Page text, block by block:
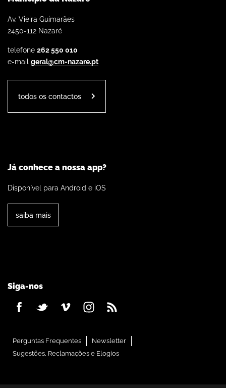
Av. Vieira Guimarães
2450-112 Nazaré
telefone 262 550 010
e-mail geral@cm-nazare.pt
todos os contactos
Já conhece a nossa app?
Disponível para Android e iOS
saiba mais
Siga-nos
Perguntas Frequentes
Newsletter
Sugestões, Reclamações e Elogios